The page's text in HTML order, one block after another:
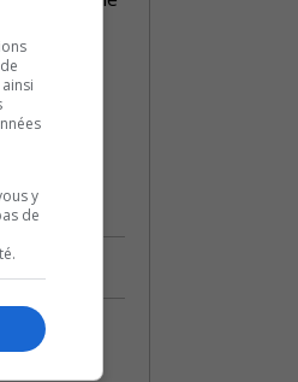
y
de